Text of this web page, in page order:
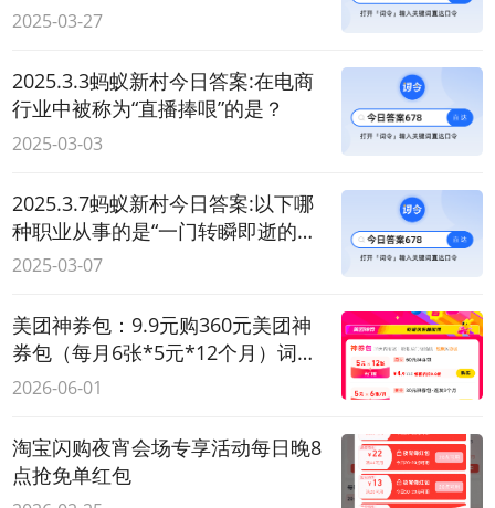
2025-03-27
2025.3.3蚂蚁新村今日答案:在电商
行业中被称为“直播捧哏”的是？
2025-03-03
2025.3.7蚂蚁新村今日答案:以下哪
种职业从事的是“一门转瞬即逝的艺
术”？
2025-03-07
美团神券包：9.9元购360元美团神
券包（每月6张*5元*12个月）词令
联盟推广口令与素材更新
2026-06-01
淘宝闪购夜宵会场专享活动每日晚8
点抢免单红包